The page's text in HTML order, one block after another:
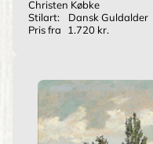
Christen Købke
Stilart:
Dansk Guldalder
Pris fra
1.720 kr.